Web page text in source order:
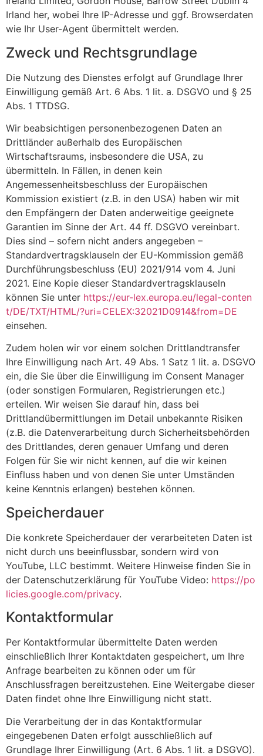
Irland her, wobei Ihre IP-Adresse und ggf. Browserdaten
wie Ihr User-Agent übermittelt werden.
Zweck und Rechtsgrundlage
Die Nutzung des Dienstes erfolgt auf Grundlage Ihrer
Einwilligung gemäß Art. 6 Abs. 1 lit. a. DSGVO und § 25
Abs. 1 TTDSG.
Wir beabsichtigen personenbezogenen Daten an
Drittländer außerhalb des Europäischen
Wirtschaftsraums, insbesondere die USA, zu
übermitteln. In Fällen, in denen kein
Angemessenheitsbeschluss der Europäischen
Kommission existiert (z.B. in den USA) haben wir mit
den Empfängern der Daten anderweitige geeignete
Garantien im Sinne der Art. 44 ff. DSGVO vereinbart.
Dies sind – sofern nicht anders angegeben –
Standardvertragsklauseln der EU-Kommission gemäß
Durchführungsbeschluss (EU) 2021/914 vom 4. Juni
2021. Eine Kopie dieser Standardvertragsklauseln
können Sie unter https://eur-lex.europa.eu/legal-conten
t/DE/TXT/HTML/?uri=CELEX:32021D0914&from=DE
einsehen.
Zudem holen wir vor einem solchen Drittlandtransfer
Ihre Einwilligung nach Art. 49 Abs. 1 Satz 1 lit. a. DSGVO
ein, die Sie über die Einwilligung im Consent Manager
(oder sonstigen Formularen, Registrierungen etc.)
erteilen. Wir weisen Sie darauf hin, dass bei
Drittlandübermittlungen im Detail unbekannte Risiken
(z.B. die Datenverarbeitung durch Sicherheitsbehörden
des Drittlandes, deren genauer Umfang und deren
Folgen für Sie wir nicht kennen, auf die wir keinen
Einfluss haben und von denen Sie unter Umständen
keine Kenntnis erlangen) bestehen können.
Speicherdauer
Die konkrete Speicherdauer der verarbeiteten Daten ist
nicht durch uns beeinflussbar, sondern wird von
YouTube, LLC bestimmt. Weitere Hinweise finden Sie in
der Datenschutzerklärung für YouTube Video: https://po
licies.google.com/privacy.
Kontaktformular
Per Kontaktformular übermittelte Daten werden
einschließlich Ihrer Kontaktdaten gespeichert, um Ihre
Anfrage bearbeiten zu können oder um für
Anschlussfragen bereitzustehen. Eine Weitergabe dieser
Daten findet ohne Ihre Einwilligung nicht statt.
Die Verarbeitung der in das Kontaktformular
eingegebenen Daten erfolgt ausschließlich auf
Grundlage Ihrer Einwilligung (Art. 6 Abs. 1 lit. a DSGVO).